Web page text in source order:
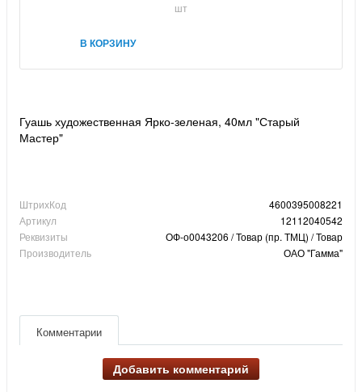
шт
В КОРЗИНУ
Гуашь художественная Ярко-зеленая, 40мл "Старый
Мастер"
ШтрихКод
4600395008221
Артикул
12112040542
Реквизиты
ОФ-о0043206 / Товар (пр. ТМЦ) / Товар
Производитель
ОАО "Гамма"
Комментарии
Добавить комментарий